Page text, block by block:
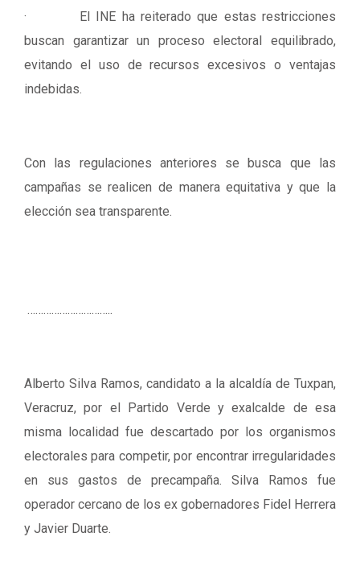
· El INE ha reiterado que estas restricciones
buscan garantizar un proceso electoral equilibrado,
evitando el uso de recursos excesivos o ventajas
indebidas.
Con las regulaciones anteriores se busca que las
campañas se realicen de manera equitativa y que la
elección sea transparente.
…………………………..
Alberto Silva Ramos, candidato a la alcaldía de Tuxpan,
Veracruz, por el Partido Verde y exalcalde de esa
misma localidad fue descartado por los organismos
electorales para competir, por encontrar irregularidades
en sus gastos de precampaña. Silva Ramos fue
operador cercano de los ex gobernadores Fidel Herrera
y Javier Duarte.